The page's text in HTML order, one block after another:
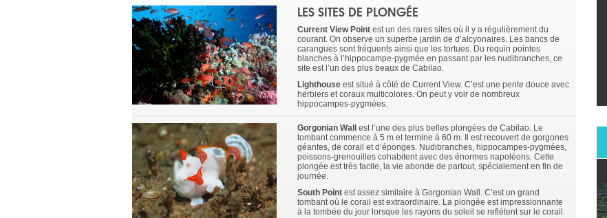
LES SITES DE PLONGÉE
Current View Point est un des rares sites où il y a régulièrement du
courant. On observe un superbe jardin de d’alcyonaires. Les bancs de
carangues sont fréquents ainsi que les tortues. Du requin pointes
blanches à l’hippocampe-pygmée en passant par les nudibranches, ce
site est l’un des plus beaux de Cabilao.
Lighthouse est situé à côté de Current View. C’est une pente douce avec
herbiers et coraux multicolores. On peut y voir de nombreux
hippocampes-pygmées.
Gorgonian Wall est l’une des plus belles plongées de Cabilao. Le
tombant commence à 5 m et termine à 60 m. Il est recouvert de gorgones
géantes, de corail et d’éponges. Nudibranches, hippocampes-pygmées,
poissons-grenouilles cohabitent avec des énormes napoléons. Cette
plongée est très facile, la vie abonde de partout, spécialement en fin de
journée.
South Point est assez similaire à Gorgonian Wall. C’est un grand
tombant où le corail est extraordinaire. La plongée est impressionnante
à la tombée du jour lorsque les rayons du soleil se reflètent sur le corail.